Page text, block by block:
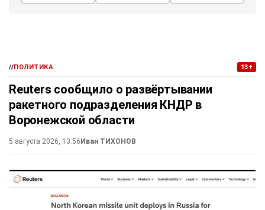
//ПОЛИТИКА 13+
Reuters сообщило о развёртывании
ракетного подразделения КНДР в
Воронежской области
5 августа 2026, 13:56Иван ТИХОНОВ